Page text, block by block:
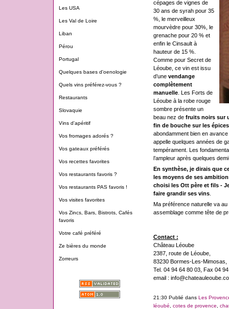
Les USA
Les Val de Loire
Liban
Pérou
Portugal
Quelques bases d'oenologie
Quels vins préférez-vous ?
Restaurants
Slovaquie
Vins d'apéritif
Vos fromages adorés ?
Vos gateaux préférés
Vos recettes favorites
Vos restaurants favoris ?
Vos restaurants PAS favoris !
Vos visites favorites
Vos Zincs, Bars, Bistrots, Cafés
favoris
Votre café préféré
Ze bières du monde
Zorreurs
cépages de vignes de
30 ans de syrah pour 35
%, le merveilleux
mourvèdre pour 30%, le
grenache pour 20 % et
enfin le Cinsault à
hauteur de 15 %.
Comme pour Secret de
Léoube, ce vin est issu
d’une vendange
complètement
manuelle. Les Forts de
Léoube à la robe rouge
sombre présente un
beau nez de fruits noirs sur
fin de bouche sur les épices
abondamment bien en
appelle quelques années de
tempérament. Les
l’ampleur après quelques
En synthèse, je dirais que
les moyens de ses
choisi les Ott père et fils -
faire grandir ses vins.
Ma préférence naturelle va
assemblage comme tête de
Contact :
Château Léoube
2387, route de Léoube,
83230 Bormes-Les-Mimosas,
Tel. 04 94 64 80 03, Fax 04
email :
21:30 Publié dans Les
léoubé
cotes de provence